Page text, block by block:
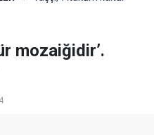
mozaiğidir’.